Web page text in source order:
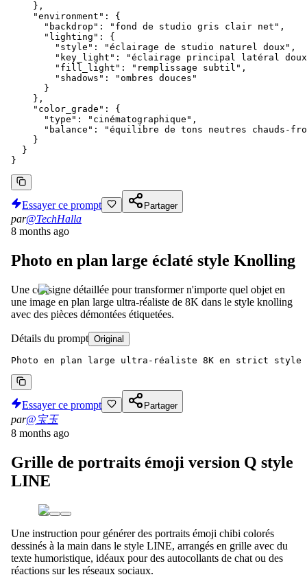
    },
    "environment": {
      "backdrop": "fond de studio gris clair net",
      "lighting": {
        "style": "éclairage de studio naturel doux",
"key_light": "éclairage principal latéral
        "fill_light": "remplissage subtil",
        "shadows": "ombres douces"
      }
    },
    "color_grade": {
      "type": "cinématographique",
"balance": "équilibre de tons neutres chauds-
    }
  }
}
Essayer ce prompt Partager
par@TechHalla
8 months ago
Photo en plan large éclaté style Knolling
Une consigne détaillée pour transformer n'importe quel objet en
une image en plan large ultra-réaliste de 8K dans le style knolling
avec des pièces démontées étiquetées.
Détails du prompt Original
Photo en plan large ultra-réaliste 8K en strict style
Essayer ce prompt Partager
par@宝玉
8 months ago
Grille de portraits émoji version Q style
LINE
Une instruction pour générer des portraits émoji chibi colorés
dessinés à la main dans le style LINE, arrangés en grille avec du
texte humoristique, idéaux pour des autocollants de chat ou des
réactions sur les réseaux sociaux.